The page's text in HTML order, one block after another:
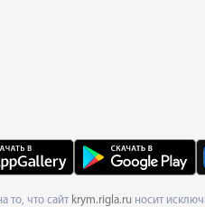
то, что сайт krym.rigla.ru носит